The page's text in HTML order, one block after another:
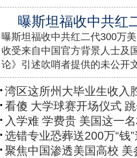
曝斯坦福收中共红
曝斯坦福收中共红二代300万
收受来自中国官方背景人士及
论》引述吹哨者提供的未公开
湾区这所州大毕业生收入
看傻 大学球赛开场仪式
入学难 学费贵 美国这一
选错专业恐葬送200万“
聚焦中国渗透美国高校 美